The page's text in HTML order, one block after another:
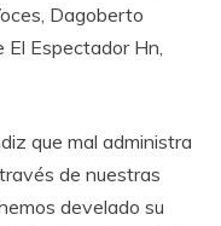
Dagoberto
El Espectador Hn,
que mal administra
de nuestras
develado su